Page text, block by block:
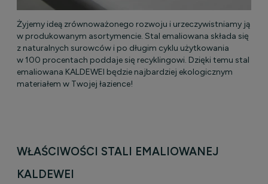
Żyjemy ideą zrównoważonego rozwoju i urzeczywistniamy ją
w produkowanym asortymencie. Stal emaliowana składa się
z naturalnych surowców i po długim cyklu użytkowania
w 100 procentach poddaje się recyklingowi. Dzięki temu stal
emaliowana KALDEWEI będzie najbardziej ekologicznym
materiałem w Twojej łazience!
WŁAŚCIWOŚCI STALI EMALIOWANEJ
KALDEWEI